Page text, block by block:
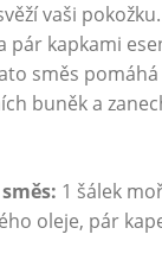
vaši
pár kapkami
směs
buněk a
1 šálek
oleje, pár